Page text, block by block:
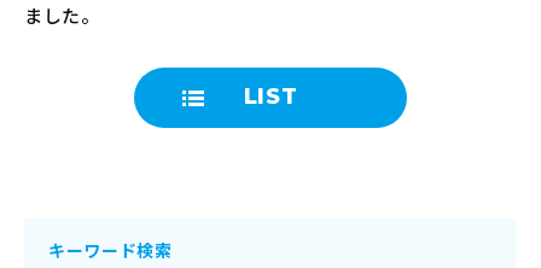
ました。
LIST
キーワード検索